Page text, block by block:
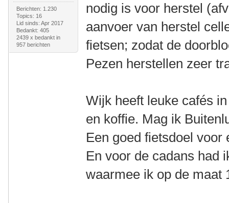
Berichten: 1.230
Topics: 16
Lid sinds: Apr 2017
Bedankt: 405
2439 x bedankt in
957 berichten
nodig is voor herstel
aanvoer van herstel
fietsen; zodat de
Pezen herstellen zeer
Wijk heeft leuke cafés
en koffie. Mag ik
Een goed fietsdoel voor
En voor de cadans had
waarmee ik op de maat